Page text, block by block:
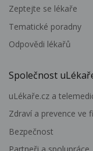
Zeptejte se lékaře
Tematické poradny
Odpovědi lékařů
Společnost
uLékaře.cz a
Zdraví a prevence ve
Bezpečnost